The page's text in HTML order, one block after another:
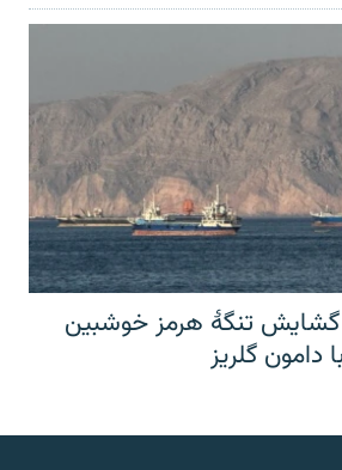
گشایش تنگهٔ هرمز خوشبین
دامون گلریز